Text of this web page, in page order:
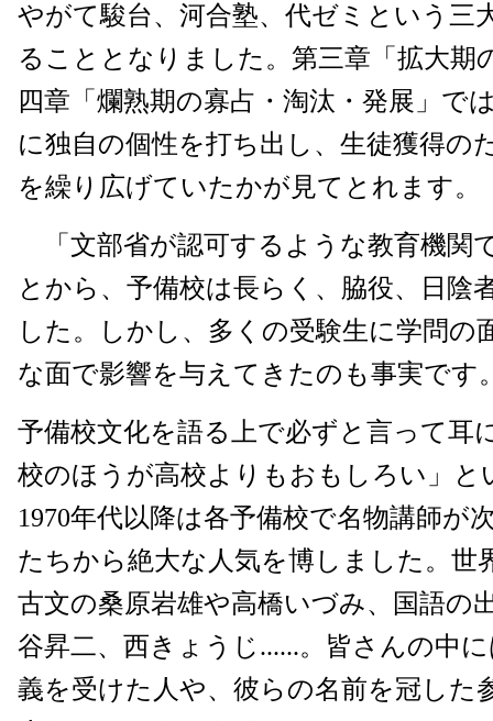
やがて駿台、河合塾、代ゼミという三
ることとなりました。第三章「拡大期
四章「爛熟期の寡占・淘汰・発展」で
に独自の個性を打ち出し、生徒獲得の
を繰り広げていたかが見てとれます。
「文部省が認可するような教育機関
とから、予備校は長らく、脇役、日陰
した。しかし、多くの受験生に学問の
な面で影響を与えてきたのも事実です
予備校文化を語る上で必ずと言って耳
校のほうが高校よりもおもしろい」と
1970年代以降は各予備校で名物講師が
たちから絶大な人気を博しました。世
古文の桑原岩雄や高橋いづみ、国語の
谷昇二、西きょうじ......。皆さんの中
義を受けた人や、彼らの名前を冠した